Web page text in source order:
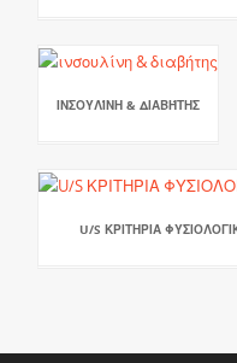
ΙΝΣΟΥΛΊΝΗ & ΔΙΑΒΉΤΗΣ
U/S ΚΡΙΤΗΡΙΑ